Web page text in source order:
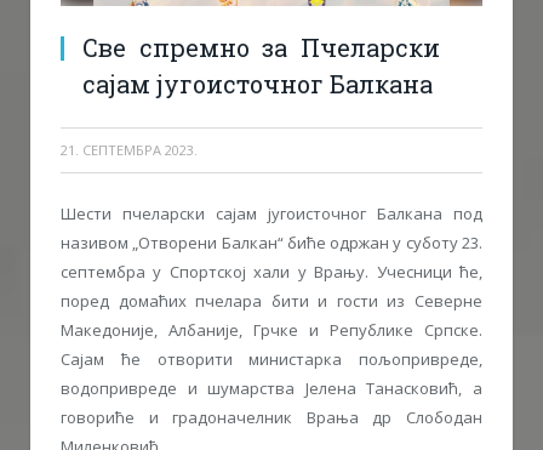
Све спремно за Пчеларски
сајам југоисточног Балкана
21. СЕПТЕМБРА 2023.
Шести пчеларски сајам југоисточног Балкана под
називом „Отворени Балкан“ биће одржан у суботу 23.
септембра у Спортској хали у Врању. Учесници ће,
поред домаћих пчелара бити и гости из Северне
Македоније, Албаније, Грчке и Републике Српске.
Сајам ће отворити министарка пољопривреде,
водопривреде и шумарства Јелена Танасковић, а
говориће и градоначелник Врања др Слободан